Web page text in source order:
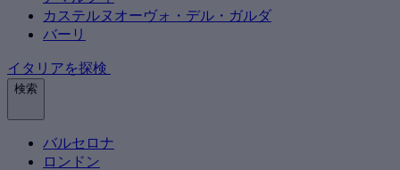
カステルヌオーヴォ・デル・ガルダ
バーリ
イタリアを探検
検索
バルセロナ
ロンドン